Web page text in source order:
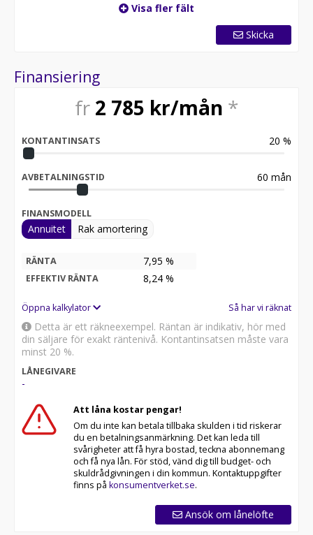
Visa fler fält
Skicka
Finansiering
fr 2 785 kr/mån *
KONTANTINSATS 20 %
AVBETALNINGSTID 60 mån
FINANSMODELL
Annuitet Rak amortering
RÄNTA 7,95 %
EFFEKTIV RÄNTA 8,24 %
Öppna kalkylator Så har vi räknat
Detta är ett räkneexempel. Räntan är indikativ, hör med
din säljare för exakt räntenivå. Kontantinsatsen måste vara
minst 20 %.
LÅNEGIVARE
-
Att låna kostar pengar!
Om du inte kan betala tillbaka skulden i tid riskerar
du en betalningsanmärkning. Det kan leda till
svårigheter att få hyra bostad, teckna abonnemang
och få nya lån. För stöd, vänd dig till budget- och
skuldrådgivningen i din kommun. Kontaktuppgifter
finns på konsumentverket.se.
Ansök om lånelöfte